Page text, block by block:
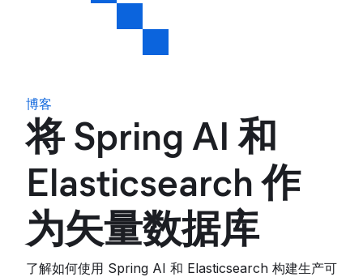
博客
将 Spring AI 和
Elasticsearch 作
为矢量数据库
了解如何使用 Spring AI 和 Elasticsearch 构建生产可